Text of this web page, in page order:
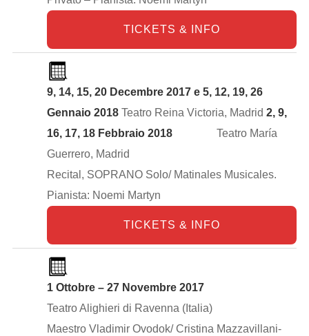
TICKETS & INFO
9, 14, 15, 20 Decembre 2017 e 5, 12, 19, 26
Gennaio 2018 Teatro Reina Victoria, Madrid 2, 9,
16, 17, 18 Febbraio 2018 Teatro María
Guerrero, Madrid
Recital, SOPRANO Solo/ Matinales Musicales.
Pianista: Noemi Martyn
TICKETS & INFO
1 Ottobre – 27 Novembre 2017
Teatro Alighieri di Ravenna (Italia)
Maestro Vladimir Ovodok/ Cristina Mazzavillani-